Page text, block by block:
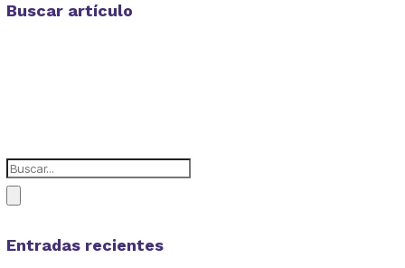
Buscar artículo
Entradas recientes